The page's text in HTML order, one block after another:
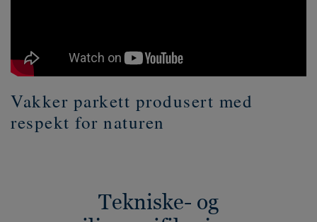
Vakker parkett produsert med
respekt for naturen
Tekniske- og